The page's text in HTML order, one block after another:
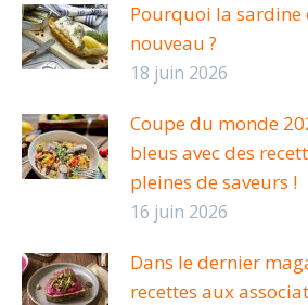
Pourquoi la sardine
nouveau ?
18 juin 2026
Coupe du monde
bleus avec des
pleines de saveurs !
16 juin 2026
Dans le dernier
recettes aux